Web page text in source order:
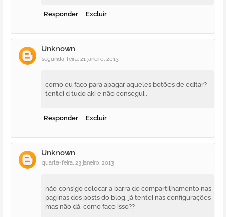
Responder Excluir
Unknown
segunda-feira, 21 janeiro, 2013
como eu faço para apagar aqueles botões de editar?
tentei d tudo aki e não consegui..
Responder Excluir
Unknown
quarta-feira, 23 janeiro, 2013
não consigo colocar a barra de compartilhamento nas
paginas dos posts do blog, já tentei nas configurações
mas não dá, como faço isso??